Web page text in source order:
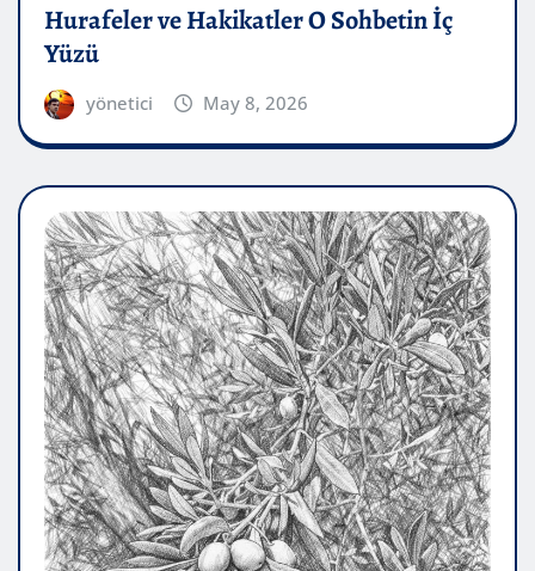
Hurafeler ve Hakikatler O Sohbetin İç
Yüzü
yönetici May 8, 2026